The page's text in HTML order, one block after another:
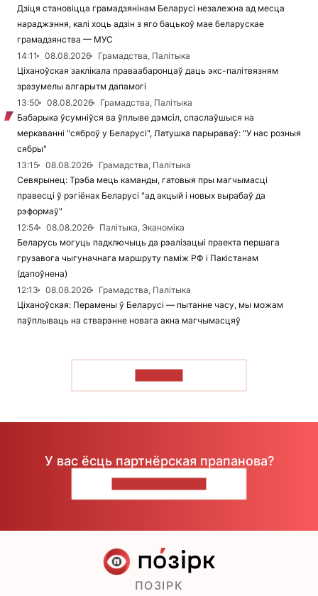
Дзіця становіцца грамадзянінам Беларусі незалежна ад месца
нараджэння, калі хоць адзін з яго бацькоў мае беларускае
грамадзянства — МУС
14:11
08.08.2026
Грамадства, Палітыка
Ціханоўская заклікала праваабаронцаў даць экс-палітвязням
зразумелы алгарытм дапамогі
13:50
08.08.2026
Грамадства, Палітыка
Бабарыка ўсумніўся ва ўплыве дэмсіл, спаслаўшыся на
меркаванні "сяброў у Беларусі", Латушка парыраваў: "У нас розныя
сябры"
13:15
08.08.2026
Грамадства, Палітыка
Севярынец: Трэба мець каманды, гатовыя пры магчымасці
правесці ў рэгіёнах Беларусі "ад акцый і новых вырабаў да
рэформаў"
12:54
08.08.2026
Палітыка, Эканоміка
Беларусь могуць падключыць да рэалізацыі праекта першага
грузавога чыгуначнага маршруту паміж РФ і Пакістанам
(дапоўнена)
12:13
08.08.2026
Грамадства, Палітыка
Ціханоўская: Перамены ў Беларусі — пытанне часу, мы можам
паўплываць на стварэнне новага акна магчымасцяў
У вас ёсць партнёрская прапанова?
ПОЗІРК